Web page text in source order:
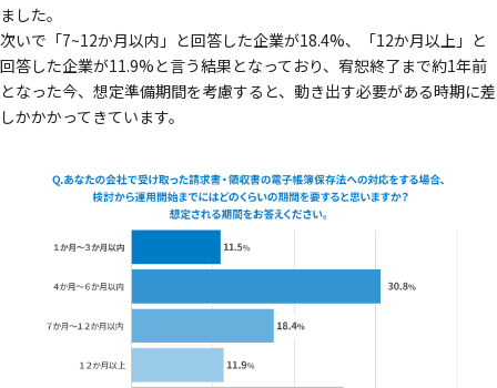
ました。
次いで「7~12か月以内」と回答した企業が18.4%、「12か月以上」と
回答した企業が11.9%と言う結果となっており、宥恕終了まで約1年前
となった今、想定準備期間を考慮すると、動き出す必要がある時期に差
しかかかってきています。